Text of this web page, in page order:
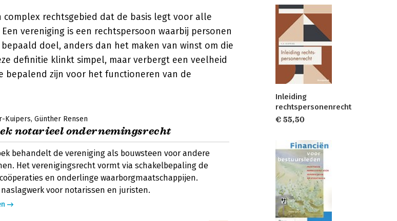
complex rechtsgebied dat de basis legt voor alle
vereniging is een rechtspersoon waarbij personen
doel, anders dan het maken van winst om die
definitie klinkt simpel, maar verbergt een veelheid
bepalend zijn voor het functioneren van de
Kuipers Günther Rensen
notarieel ondernemingsrecht
behandelt de vereniging als bouwsteen voor andere
Het verenigingsrecht vormt via schakelbepaling de
en onderlinge waarborgmaatschappijen.
voor notarissen en juristen.
Inleiding
rechtspersonenrecht
€ 55,50